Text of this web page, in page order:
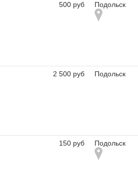
500 руб Подольск
2 500 руб Подольск
150 руб Подольск